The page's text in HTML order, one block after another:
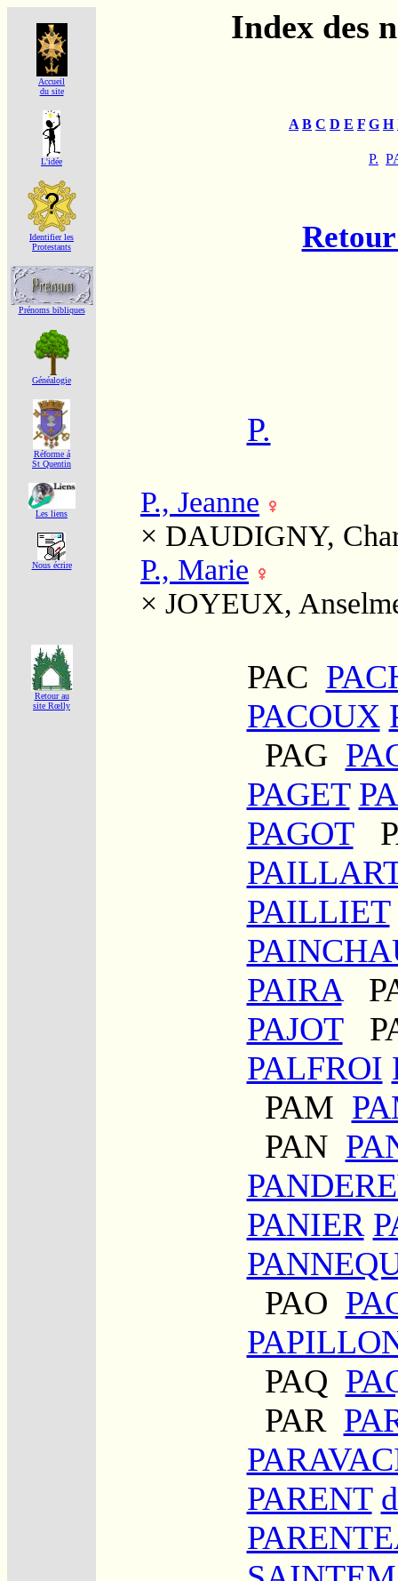
Accueil
du site
L'idée
Identifier les
Protestants
Prénoms bibliques
Généalogie
Réforme á
St Quentin
Les liens
Nous écrire
Retour au
site Rœlly
Index des
A B C D E F G H
P.
P.
P., Jeanne
× DAUDIGNY,
P., Marie
× JOYEUX,
PAC
PACOUX
PAG
PAGET
PAGOT
PAILLIET
PAIRA
PAJOT
PALFROI
PAM
PAN
PANIER
PAO
PAQ
PAR
PARENT